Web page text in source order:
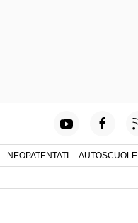
NEOPATENTATI AUTOSCUOLE